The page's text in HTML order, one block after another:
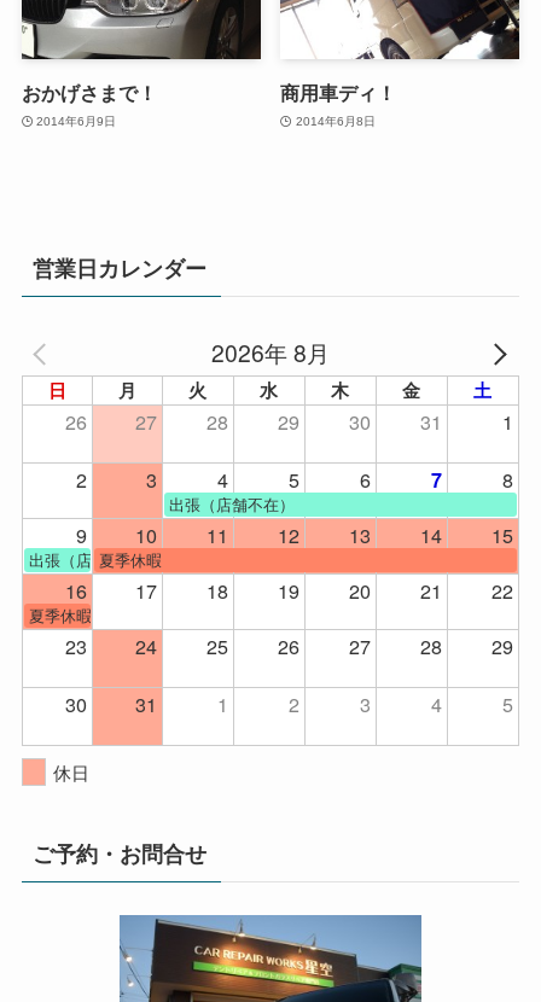
おかげさまで！
2014年6月9日
商用車ディ！
2014年6月8日
営業日カレンダー
2026年 8月
日 月 火 水 木 金 土
26 27 28 29 30 31
1
2
3 4 5 6 7 8
出張（店舗不在）
9 10 11 12 13 14 15
出張（店舗不在）
夏季休暇
16 17 18 19 20 21 22
夏季休暇
23 24 25 26 27 28
29
30
31 1 2 3 4 5
休日
ご予約・お問合せ